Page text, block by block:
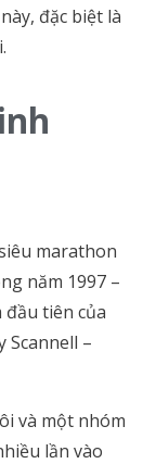
đặc biệt là
marathon
năm 1997 –
đầu tiên của
Scannell –
và một nhóm
lần vào